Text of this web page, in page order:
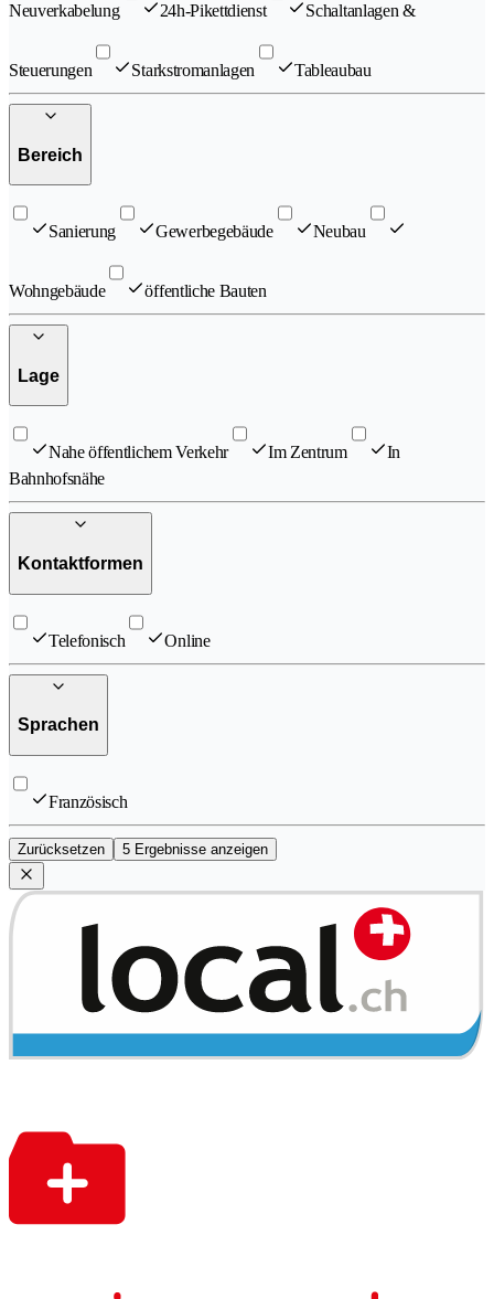
Neuverkabelung 24h-Pikettdienst Schaltanlagen &
Steuerungen Starkstromanlagen Tableaubau
Bereich
Sanierung Gewerbegebäude Neubau
Wohngebäude öffentliche Bauten
Lage
Nahe öffentlichem Verkehr Im Zentrum
In
Bahnhofsnähe
Kontaktformen
Telefonisch Online
Sprachen
Französisch
Zurücksetzen 5 Ergebnisse anzeigen